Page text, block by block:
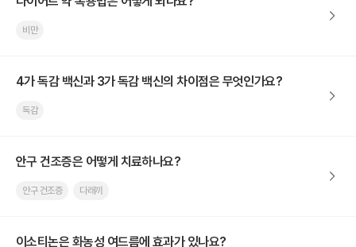
비만
4가 독감 백신과 3가 독감 백신의 차이점은 무엇인가요?
독감
안구 건조증은 어떻게 치료하나요?
안구 건조증 다래끼
이소티논은 화농성 여드름에 효과가 있나요?